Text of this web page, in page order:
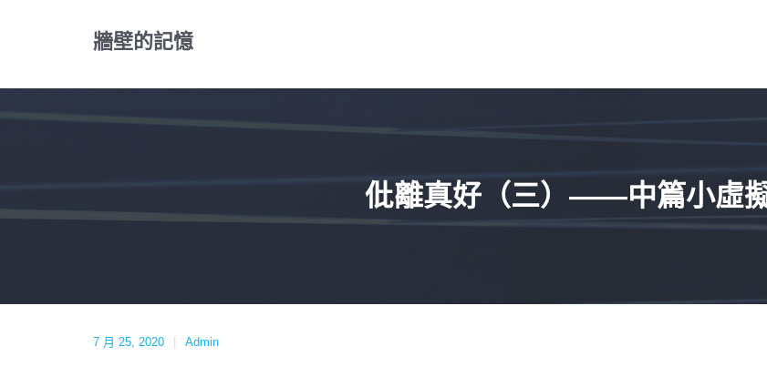
牆壁的記憶
仳離真好（三）——中篇小虛
7 月 25, 2020 Admin